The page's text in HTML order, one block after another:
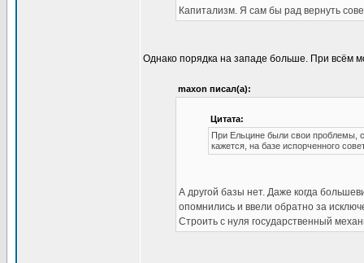
Капитализм. Я сам бы рад вернуть
Однако порядка на западе больше. При всём
maxon писал(а):
Цитата:
При Ельцине были свои проблемы,
кажется, на базе испорченного
А другой базы нет. Даже когда
опомнились и ввели обратно за
Строить с нуля государственный